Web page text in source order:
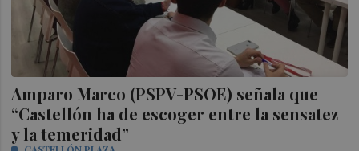
Amparo Marco (PSPV-PSOE) señala que
“Castellón ha de escoger entre la sensatez
y la temeridad”